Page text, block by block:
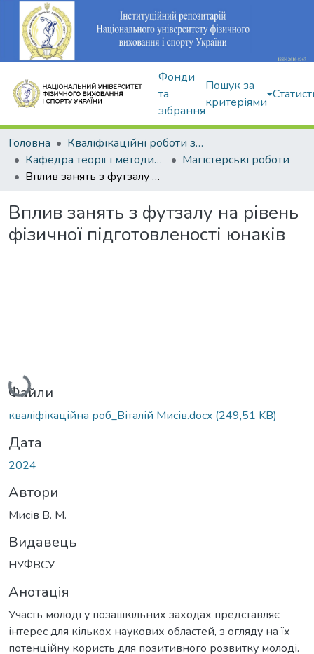
Фонди
та
зібрання
Пошук за
критеріями
Головна
Кваліфікаційні роботи здобувачів вищої освіти
Кафедра теорії і методики фізичного виховання
Магістерські роботи
Вплив занять з футзалу на рівень фізичної підготовленості юнаків
Вплив занять з футзалу на рівень
фізичної підготовленості юнаків
Вантажиться...
Файли
кваліфікаційна роб_Віталій Мисів.docx (249,51 KB)
Дата
2024
Автори
Мисів В. М.
Видавець
НУФВСУ
Анотація
Участь молоді у позашкільних заходах представляє
інтерес для кількох наукових областей, з огляду на їх
потенційну користь для позитивного розвитку молоді.